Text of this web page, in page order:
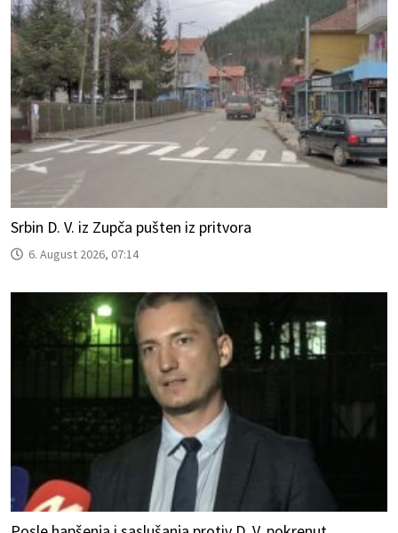
Srbin D. V. iz Zupča pušten iz pritvora
6. August 2026, 07:14